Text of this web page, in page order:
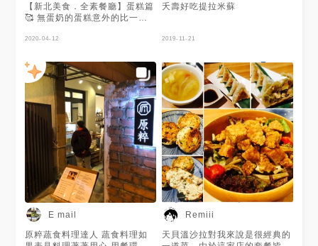
【新北美食．全素餐廳】蛋糕篇
🥰 無蛋奶的蛋糕意外的比一般
2020-04-12
夭壽好吃提拉米蘇
2019-11-21
E mail
原粹蔬食料理達人 蔬食料理如
Remiii
天貝溫沙拉對我來說是很經典的